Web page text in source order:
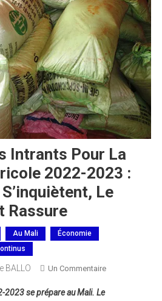
Intrants Pour La
2022-2023 :
Le
Rassure
Au Mali
Économie
BALLO Un CommentaireSur
Des
2023 se prépare au Mali. Le